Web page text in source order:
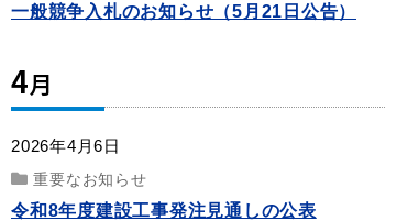
一般競争入札のお知らせ（5月21日公告）
4月
2026年4月6日
重要なお知らせ
令和8年度建設工事発注見通しの公表